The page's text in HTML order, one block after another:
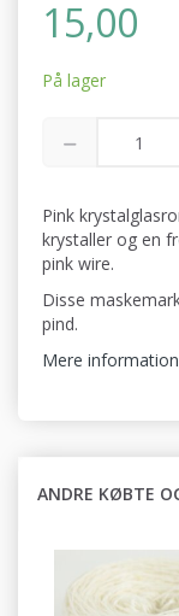
15,00
På lager
Pink
krystaller og en
pink wire.
Disse
pind.
Mere information
ANDRE KØBTE